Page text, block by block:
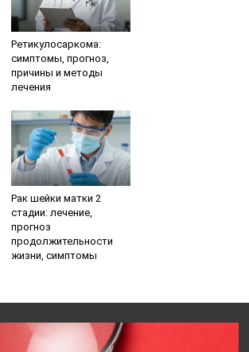
Ретикулосаркома:
симптомы, прогноз,
причины и методы
лечения
Рак шейки матки 2
стадии: лечение,
прогноз
продолжительности
жизни, симптомы